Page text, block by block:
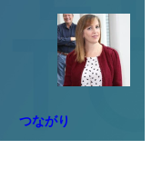
つながり